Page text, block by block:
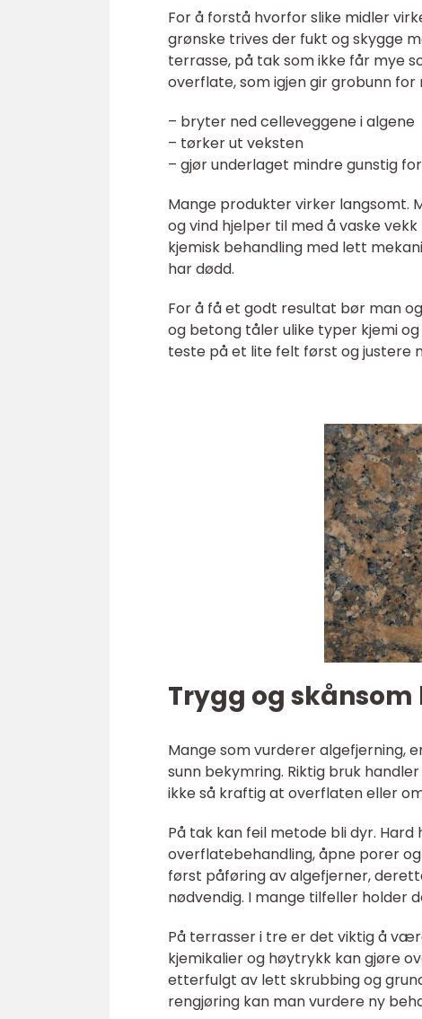
For å forstå hvorfor slike midler
grønske trives der fukt og skygge
terrasse, på tak som ikke får mye
overflate, som igjen gir grobunn
– bryter ned celleveggene i algene
– tørker ut veksten
– gjør underlaget mindre gunstig
Mange produkter virker langsomt.
og vind hjelper til med å vaske
kjemisk behandling med lett
har dødd.
For å få et godt resultat bør man
og betong tåler ulike typer kjemi
teste på et lite felt først og justere
Trygg og
Mange som vurderer algefjerning,
sunn bekymring. Riktig bruk
ikke så kraftig at overflaten eller
På tak kan feil metode bli dyr.
overflatebehandling, åpne porer
først påføring av algefjerner,
nødvendig. I mange tilfeller
På terrasser i tre er det viktig å
kjemikalier og høytrykk kan gjøre
etterfulgt av lett skrubbing og
rengjøring kan man vurdere ny